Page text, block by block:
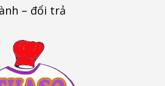
– đổi trả